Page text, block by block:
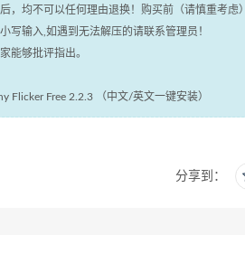
，均不可以任何理由退换！购买前（请慎重考虑）
写输入,如遇到无法解压的请联系管理员！
能够批评指出。
Flicker Free 2.2.3 （中文/英文一键安装）
分享到：